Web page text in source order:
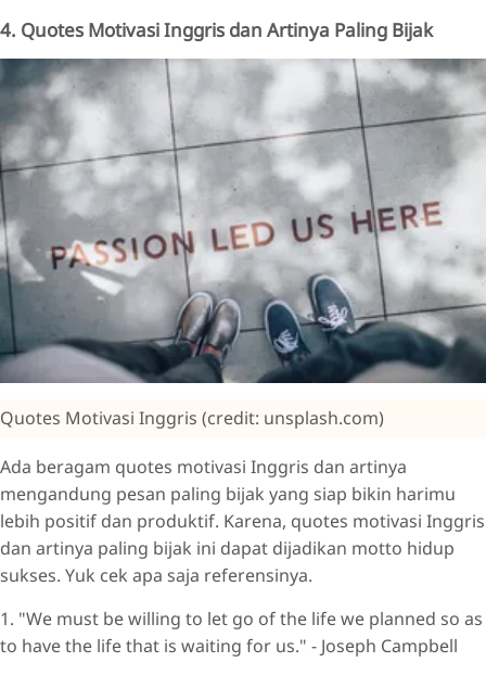
4. Quotes Motivasi Inggris dan Artinya Paling Bijak
Quotes Motivasi Inggris (credit: unsplash.com)
Ada beragam quotes motivasi Inggris dan artinya
mengandung pesan paling bijak yang siap bikin harimu
lebih positif dan produktif. Karena, quotes motivasi Inggris
dan artinya paling bijak ini dapat dijadikan motto hidup
sukses. Yuk cek apa saja referensinya.
1. "We must be willing to let go of the life we planned so as
to have the life that is waiting for us." - Joseph Campbell